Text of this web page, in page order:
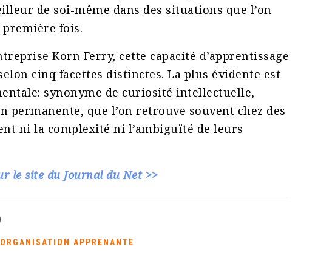
de soi-même dans des situations que l’on
fois.
Korn Ferry, cette capacité d’apprentissage
cinq facettes distinctes. La plus évidente est
synonyme de curiosité intellectuelle,
permanente, que l’on retrouve souvent chez des
ni la complexité ni l’ambiguïté de leurs
le site du Journal du Net >>
ORGANISATION APPRENANTE